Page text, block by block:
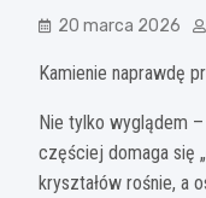
20 marca 2026
Kamienie naprawdę
Nie tylko wyglądem
częściej domaga się
kryształów rośnie, a